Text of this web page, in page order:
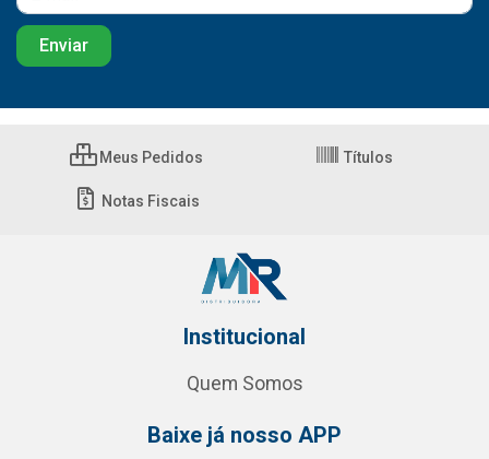
Meus Pedidos Títulos
Notas Fiscais
Institucional
Quem Somos
Baixe já nosso APP